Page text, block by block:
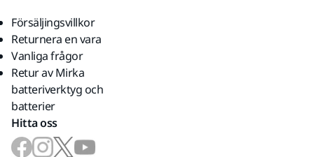
Försäljingsvillkor
Returnera en vara
Vanliga frågor
Retur av Mirka
batteriverktyg och
batterier
Hitta oss